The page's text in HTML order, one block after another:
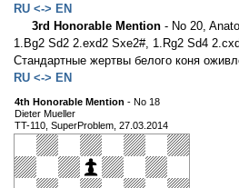
RU <-> EN
3rd Honorable Mention - No 20,
1.Bg2 Sd2 2.exd2 Sxe2#, 1.Rg2 Sd4
Стандартные жертвы белого коня
RU <-> EN
4th Honorable Mention - No 18
Dieter Mueller
TT-110, SuperProblem, 27.03.2014